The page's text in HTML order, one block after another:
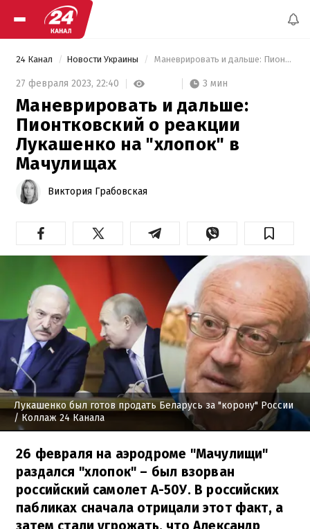
24 Канал Новости Украины Маневрировать и дальше: Пионтковский о реакции Лукашенко на "хлопок" в Мачулищах
27 февраля 2023, 22:40 3 мин
Маневрировать и дальше:
Пионтковский о реакции
Лукашенко на "хлопок" в
Мачулищах
Виктория Грабовская
Лукашенко был готов продать Беларусь за "корону" России
/ Коллаж 24 Канала
26 февраля на аэродроме "Мачулищи"
раздался "хлопок" – был взорван
российский самолет А-50У. В российских
пабликах сначала отрицали этот факт, а
затем стали угрожать, что Александр